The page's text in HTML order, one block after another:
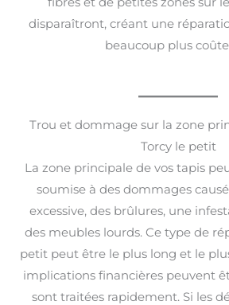
disparaîtront, créant une
beaucoup plus
Trou et dommage sur la zone
Torcy le petit
La zone principale de vos tapis
soumise à des dommages
excessive, des brûlures, une
des meubles lourds. Ce type de
petit peut être le plus long et le
implications financières peuvent
sont traitées rapidement. Si les